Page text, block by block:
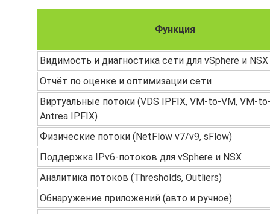
Функция
Видимость и диагностика сети для vSphere и NSX
Отчёт по оценке и оптимизации сети
Виртуальные потоки (VDS IPFIX, VM-to-VM, VM-
Antrea IPFIX)
Физические потоки (NetFlow v7/v9, sFlow)
Поддержка IPv6-потоков для vSphere и NSX
Аналитика потоков (Thresholds, Outliers)
Обнаружение приложений (авто и ручное)